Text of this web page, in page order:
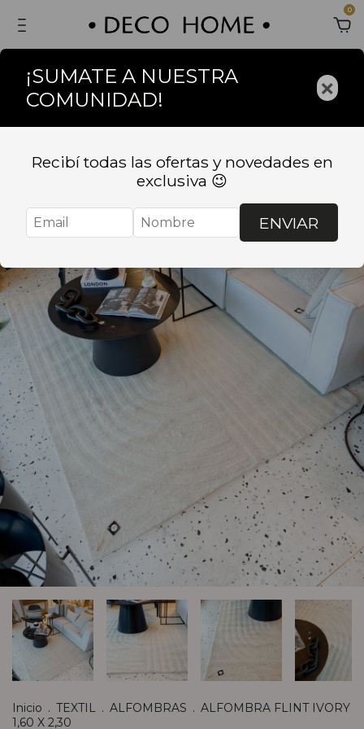
0
Sin stock
Inicio . TEXTIL . ALFOMBRAS . ALFOMBRA FLINT IVORY
1,60 X 2,30
¡SUMATE A NUESTRA
COMUNIDAD!
×
Recibí todas las ofertas y novedades en
exclusiva 😉
ENVIAR